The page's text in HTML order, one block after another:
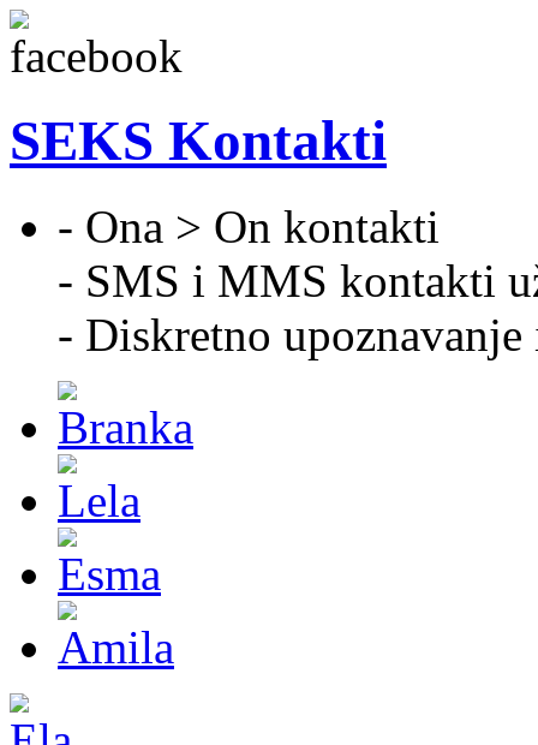
SEKS Kontakti
- Ona > On kontakti
- SMS i MMS kontakti
- Diskretno upoznavanje